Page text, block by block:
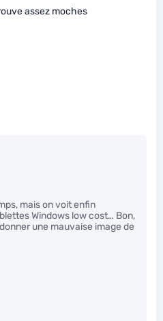
assez moches
mais on voit enfin
Windows low cost… Bon,
une mauvaise image de